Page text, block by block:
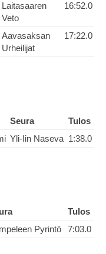
Laitasaaren
Veto
16:52.0
Aavasaksan
Urheilijat
17:22.0
Seura
Tulos
Yli-Iin Naseva 1:38.0
Tulos
Pyrintö 7:03.0